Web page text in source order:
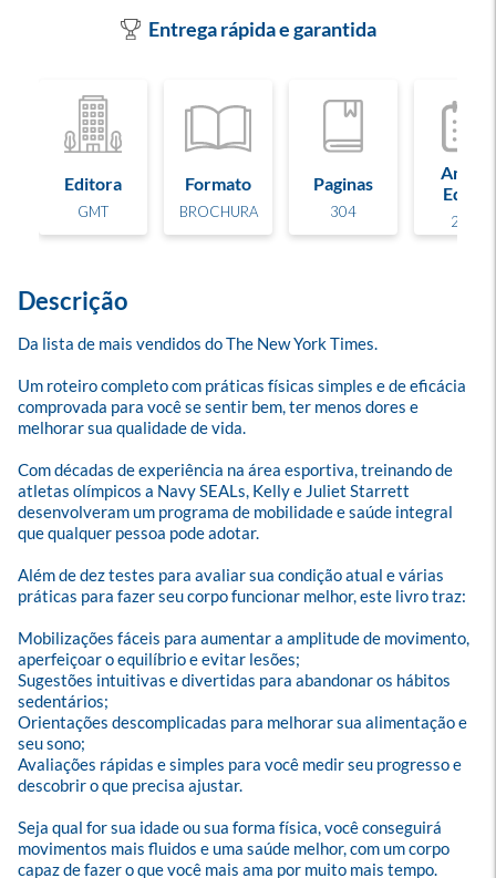
Entrega rápida e garantida
Editora
GMT
Formato
BROCHURA
Paginas
304
Ano de
Edição
2023
Descrição
Da lista de mais vendidos do The New York Times.
Um roteiro completo com práticas físicas simples e de eficácia
comprovada para você se sentir bem, ter menos dores e
melhorar sua qualidade de vida.
Com décadas de experiência na área esportiva, treinando de
atletas olímpicos a Navy SEALs, Kelly e Juliet Starrett
desenvolveram um programa de mobilidade e saúde integral
que qualquer pessoa pode adotar.
Além de dez testes para avaliar sua condição atual e várias
práticas para fazer seu corpo funcionar melhor, este livro traz:
Mobilizações fáceis para aumentar a amplitude de movimento,
aperfeiçoar o equilíbrio e evitar lesões;
Sugestões intuitivas e divertidas para abandonar os hábitos
sedentários;
Orientações descomplicadas para melhorar sua alimentação e
seu sono;
Avaliações rápidas e simples para você medir seu progresso e
descobrir o que precisa ajustar.
Seja qual for sua idade ou sua forma física, você conseguirá
movimentos mais fluidos e uma saúde melhor, com um corpo
capaz de fazer o que você mais ama por muito mais tempo.